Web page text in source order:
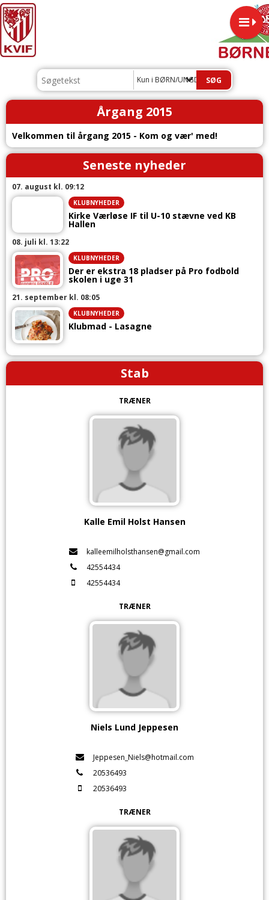
Kun i BØRN/UNGDOM
Årgang 2015
Velkommen til årgang 2015 - Kom og vær' med!
Seneste nyheder
07. august kl. 09:12
KLUBNYHEDER
Kirke Værløse IF til U-10 stævne ved KB
Hallen
08. juli kl. 13:22
KLUBNYHEDER
Der er ekstra 18 pladser på Pro fodbold
skolen i uge 31
21. september kl. 08:05
KLUBNYHEDER
Klubmad - Lasagne
Stab
TRÆNER
Kalle Emil Holst Hansen
kalleemilholsthansen@gmail.com
42554434
42554434
TRÆNER
Niels Lund Jeppesen
Jeppesen_Niels@hotmail.com
20536493
20536493
TRÆNER